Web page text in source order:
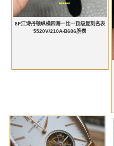
8F江诗丹顿纵横四海一比一顶级复刻名表
5520V/210A-B686腕表